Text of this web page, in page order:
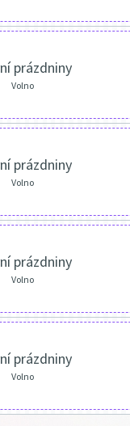
prázdniny
Volno
prázdniny
Volno
prázdniny
Volno
prázdniny
Volno